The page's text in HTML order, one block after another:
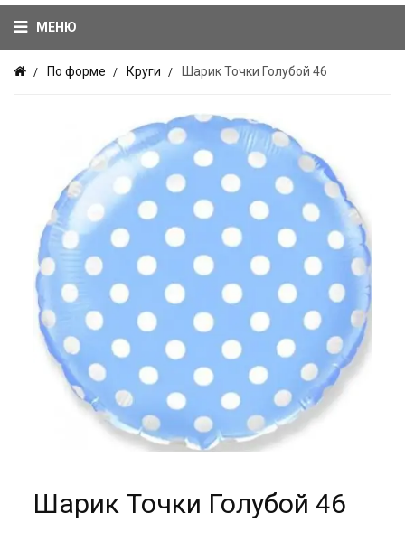
МЕНЮ
По форме Круги Шарик Точки Голубой 46
Шарик Точки Голубой 46